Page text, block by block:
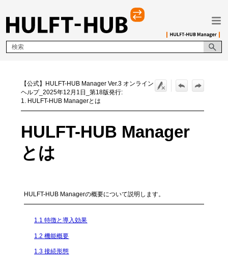
メイン コンテンツにスキップ
【公式】HULFT-HUB Manager Ver.3 オンライン
ヘルプ_2025年12月1日_第18版発行:
1. HULFT-HUB Managerとは
HULFT-HUB Manager
とは
HULFT-HUB Managerの概要について説明します。
1.1 特徴と導入効果
1.2 機能概要
1.3 接続形態